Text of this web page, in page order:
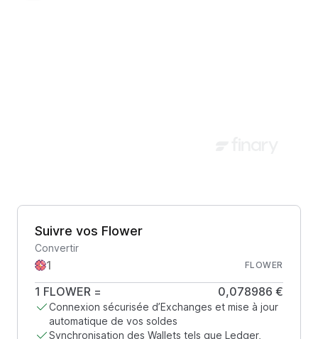
Suivre vos Flower
Convertir
FLOWER
1 FLOWER = 0,078986 €
Connexion sécurisée d’Exchanges et mise à jour
automatique de vos soldes
Synchronisation des Wallets tels que Ledger,